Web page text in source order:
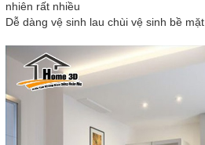
nhiên rất nhiều
Dễ dàng vệ sinh lau chùi vệ sinh bề mặt